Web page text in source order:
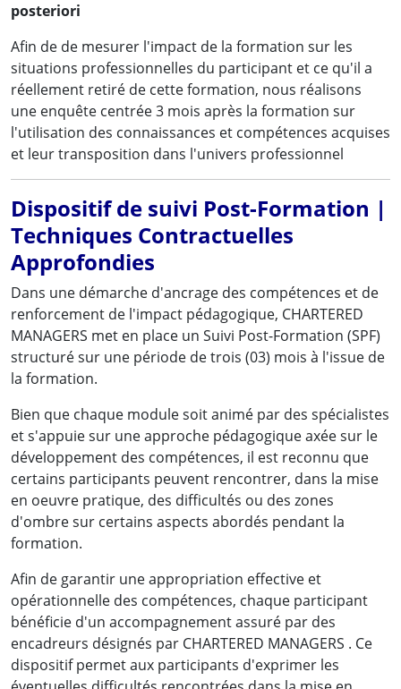
posteriori
Afin de de mesurer l'impact de la formation sur les
situations professionnelles du participant et ce qu'il a
réellement retiré de cette formation, nous réalisons
une enquête centrée 3 mois après la formation sur
l'utilisation des connaissances et compétences acquises
et leur transposition dans l'univers professionnel
Dispositif de suivi Post-Formation |
Techniques Contractuelles
Approfondies
Dans une démarche d'ancrage des compétences et de
renforcement de l'impact pédagogique, CHARTERED
MANAGERS met en place un Suivi Post-Formation (SPF)
structuré sur une période de trois (03) mois à l'issue de
la formation.
Bien que chaque module soit animé par des spécialistes
et s'appuie sur une approche pédagogique axée sur le
développement des compétences, il est reconnu que
certains participants peuvent rencontrer, dans la mise
en oeuvre pratique, des difficultés ou des zones
d'ombre sur certains aspects abordés pendant la
formation.
Afin de garantir une appropriation effective et
opérationnelle des compétences, chaque participant
bénéficie d'un accompagnement assuré par des
encadreurs désignés par CHARTERED MANAGERS . Ce
dispositif permet aux participants d'exprimer les